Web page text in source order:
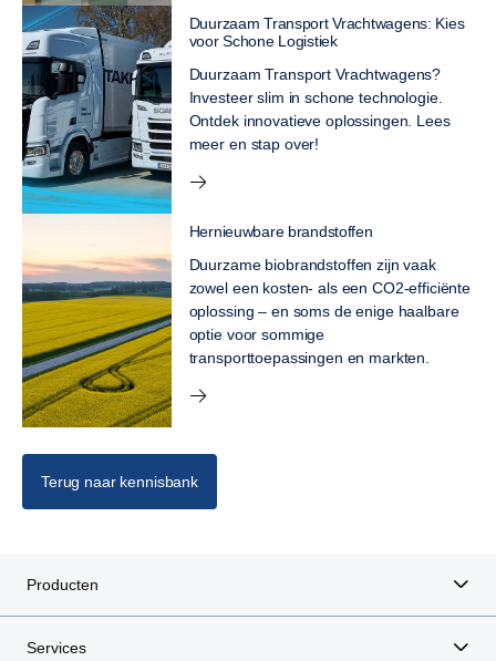
Duurzaam Transport Vrachtwagens: Kies
voor Schone Logistiek
Duurzaam Transport Vrachtwagens?
Investeer slim in schone technologie.
Ontdek innovatieve oplossingen. Lees
meer en stap over!
Hernieuwbare brandstoffen
Duurzame biobrandstoffen zijn vaak
zowel een kosten- als een CO2-efficiënte
oplossing – en soms de enige haalbare
optie voor sommige
transporttoepassingen en markten.
Terug naar kennisbank
Producten
Services